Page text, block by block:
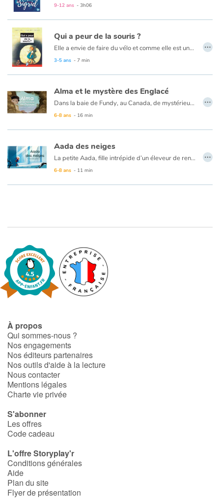
Blog
Actualités
Par thématique
Rencontres et témoignages
Autour de la lecture
Apprendre à lire
Apprendre les langues
Dyslexie, troubles de la lecture
Nos listes de lecture
Coups de coeur
C’est sans compter sur la terrible malédiction qui s’est abattue sur son village. Depuis plusieurs semaines, les pêcheurs reviennent bredouilles… plus un seul poisson ! Le thing se réunit, et la sentence tombe : pour sauver le village, il faut sacrifier le jarl aux dieux, et priver Sigrid de sa succession.
9-12 ans - 3h06
Qui a peur de la souris ?
Elle a envie de faire du vélo et comme elle est une grande fille, elle décide de descendre seule le chercher à la cave. L'escalier est tout noir, tout froid, elle n'a qu'une envie : remonter ! Mais elle ne va pas se laisser impressionner...
3-5 ans - 7 min
…
Alma et le mystère des Englacé
Dans la baie de Fundy, au Canada, de mystérieux rochers bordent les falaises. Ils ressemblent à de grands visages tournés vers l’océan. Personne ne connaît le secret de ces étranges gardiens et pourtant, s’ils pouvaient parler, ils raconteraient une histoire fabuleuse.
6-8 ans - 16 min
…
Aada des neiges
La petite Aada, fille intrépide d’un éleveur de rennes, vit dans un village au bord d’un grand lac de glace de Laponie. Un jour, la petite fille perçoit un mouvement intrigant près de la rive, et, bravant l’interdiction formelle de son père, penche la tête au-dessus de l’eau…
6-8 ans - 11 min
…
À propos
Qui sommes-nous ?
Nos engagements
Nos éditeurs partenaires
Nos outils d'aide à la lecture
Nous contacter
Mentions légales
Charte vie privée
S'abonner
Les offres
Code cadeau
L'offre Storyplay'r
Conditions générales
Aide
Plan du site
Flyer de présentation